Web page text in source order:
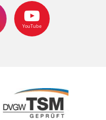
YouTube